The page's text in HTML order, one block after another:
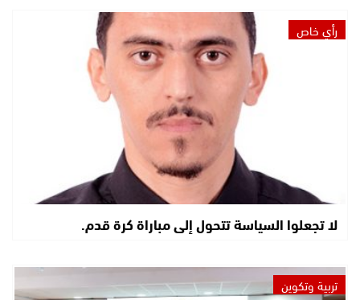
رأي خاص
لا تجعلوا السياسة تتحول إلى مباراة كرة قدم.
تربية وتكوين